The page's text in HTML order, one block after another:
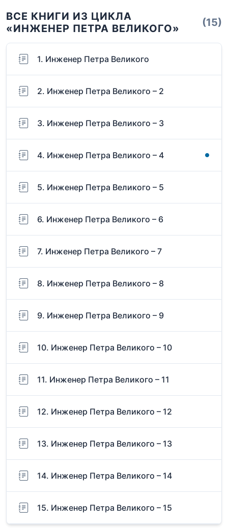
ВСЕ КНИГИ ИЗ ЦИКЛА
«ИНЖЕНЕР ПЕТРА ВЕЛИКОГО»
(15)
1. Инженер Петра Великого
2. Инженер Петра Великого – 2
3. Инженер Петра Великого – 3
4. Инженер Петра Великого – 4
5. Инженер Петра Великого – 5
6. Инженер Петра Великого – 6
7. Инженер Петра Великого – 7
8. Инженер Петра Великого – 8
9. Инженер Петра Великого – 9
10. Инженер Петра Великого – 10
11. Инженер Петра Великого – 11
12. Инженер Петра Великого – 12
13. Инженер Петра Великого – 13
14. Инженер Петра Великого – 14
15. Инженер Петра Великого – 15